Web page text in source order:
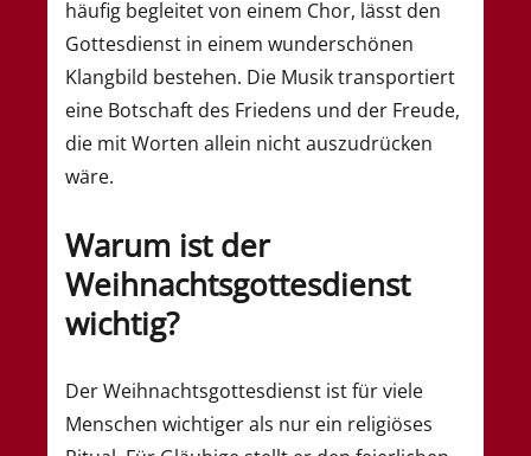
häufig begleitet von einem Chor, lässt den
Gottesdienst in einem wunderschönen
Klangbild bestehen. Die Musik transportiert
eine Botschaft des Friedens und der Freude,
die mit Worten allein nicht auszudrücken
wäre.
Warum ist der
Weihnachtsgottesdienst
wichtig?
Der Weihnachtsgottesdienst ist für viele
Menschen wichtiger als nur ein religiöses